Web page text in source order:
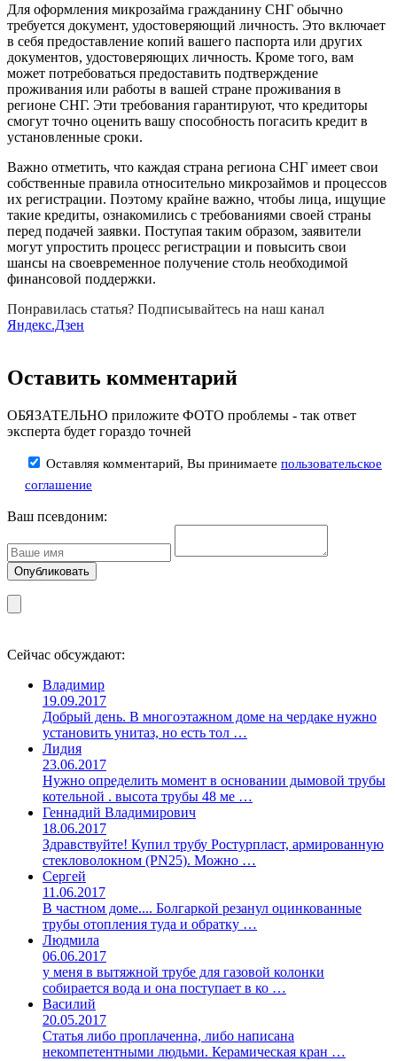
Для оформления микрозайма гражданину СНГ обычно
требуется документ, удостоверяющий личность. Это включает
в себя предоставление копий вашего паспорта или других
документов, удостоверяющих личность. Кроме того, вам
может потребоваться предоставить подтверждение
проживания или работы в вашей стране проживания в
регионе СНГ. Эти требования гарантируют, что кредиторы
смогут точно оценить вашу способность погасить кредит в
установленные сроки.
Важно отметить, что каждая страна региона СНГ имеет свои
собственные правила относительно микрозаймов и процессов
их регистрации. Поэтому крайне важно, чтобы лица, ищущие
такие кредиты, ознакомились с требованиями своей страны
перед подачей заявки. Поступая таким образом, заявители
могут упростить процесс регистрации и повысить свои
шансы на своевременное получение столь необходимой
финансовой поддержки.
Понравилась статья? Подписывайтесь на наш канал
Яндекс.Дзен
Оставить комментарий
ОБЯЗАТЕЛЬНО приложите ФОТО проблемы - так ответ
эксперта будет гораздо точней
Оставляя комментарий, Вы принимаете пользовательское
соглашение
Ваш псевдоним:
Сейчас обсуждают:
Владимир
19.09.2017
Добрый день. В многоэтажном доме на чердаке нужно
установить унитаз, но есть тол …
Лидия
23.06.2017
Нужно определить момент в основании дымовой трубы
котельной . высота трубы 48 ме …
Геннадий Владимирович
18.06.2017
Здравствуйте! Купил трубу Ростурпласт, армированную
стекловолокном (PN25). Можно …
Сергей
11.06.2017
В частном доме.... Болгаркой резанул оцинкованные
трубы отопления туда и обратку …
Людмила
06.06.2017
у меня в вытяжной трубе для газовой колонки
собирается вода и она поступает в ко …
Василий
20.05.2017
Статья либо проплаченна, либо написана
некомпетентными людьми. Керамическая кран …